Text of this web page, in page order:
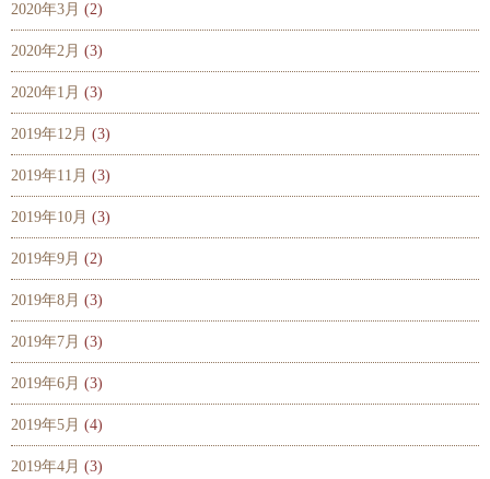
2020年3月 (2)
2020年2月 (3)
2020年1月 (3)
2019年12月 (3)
2019年11月 (3)
2019年10月 (3)
2019年9月 (2)
2019年8月 (3)
2019年7月 (3)
2019年6月 (3)
2019年5月 (4)
2019年4月 (3)